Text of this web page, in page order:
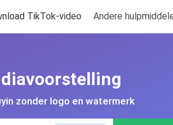
TikTok-video Andere
zonder logo en watermerk